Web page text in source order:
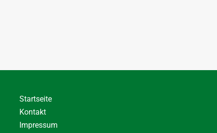
Startseite
Kontakt
Impressum